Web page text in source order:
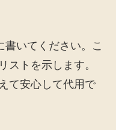
いてください。こ
ストを示します。
て安心して代用で